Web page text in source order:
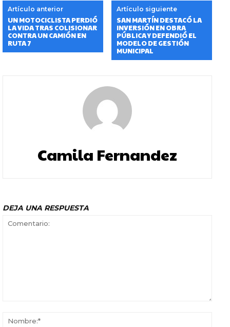
Artículo anterior
UN MOTOCICLISTA PERDIÓ
LA VIDA TRAS COLISIONAR
CONTRA UN CAMIÓN EN
RUTA 7
Artículo siguiente
SAN MARTÍN DESTACÓ LA
INVERSIÓN EN OBRA
PÚBLICA Y DEFENDIÓ EL
MODELO DE GESTIÓN
MUNICIPAL
Camila Fernandez
DEJA UNA RESPUESTA